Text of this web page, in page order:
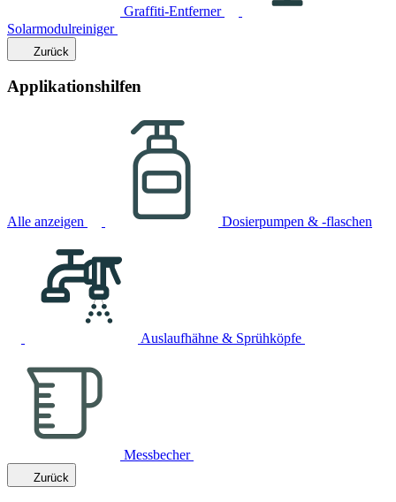
Graffiti-Entferner
Solarmodulreiniger
Zurück
Applikationshilfen
Alle anzeigen Dosierpumpen & -flaschen
Auslaufhähne & Sprühköpfe
Messbecher
Zurück